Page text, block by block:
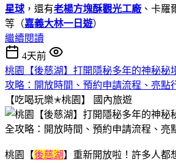
星球 ，還有老楊方塊酥觀光工廠 、卡羅
等（嘉義大林一日遊）
繼續閱讀
4天前
桃園【後慈湖】打開隱秘多年的神秘秘
攻略：開放時間、預約申請流程、亮點
【吃喝玩樂✭桃園】
國內旅遊
桃園【後慈湖】重新開放啦！許多人都